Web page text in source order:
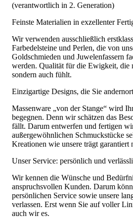
(verantwortlich in 2. Generation)
Feinste Materialien in exzellenter
Wir verwenden ausschließlich
Farbedelsteine und Perlen, die von
Goldschmieden und Juwelenfassern
werden. Qualität für die Ewigkeit, die
sondern auch fühlt.
Einzigartige Designs, die Sie
Massenware „von der Stange“ wird
begegnen. Denn wir schätzen das
fällt. Darum entwerfen und fertigen
außergewöhnlichen Schmuckstücke
Kreationen wie unsere trägt garantiert
Unser Service: persönlich und
Wir kennen die Wünsche und
anspruchsvollen Kunden. Darum
persönlichen Service sowie unsere
verlassen. Erst wenn Sie auf voller
auch wir es.